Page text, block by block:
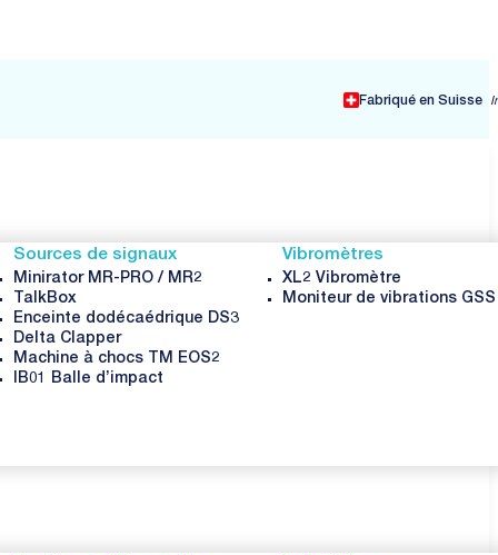
Fabriqué en Suisse
Sources de signaux
Minirator MR-PRO / MR2
TalkBox
Enceinte dodécaédrique DS3
Delta Clapper
Machine à chocs TM EOS2
IB01 Balle d’impact
Vibromètres
XL2 Vibromètre
Moniteur de vibrations GSS